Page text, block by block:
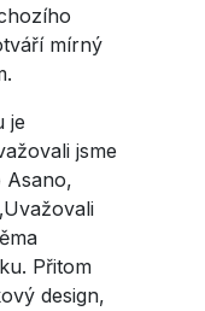
mírný
je
jsme
Asano,
Přitom
design,